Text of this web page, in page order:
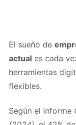
El sueño de
actual es cada
herramientas
flexibles.
Según el informe